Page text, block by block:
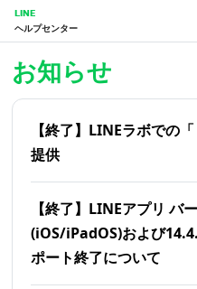
LINE
ヘルプセンター
お知らせ
【終了】LINEラボでの
提供
【終了】LINEアプリ バ
(iOS/iPadOS)および
ポート終了について